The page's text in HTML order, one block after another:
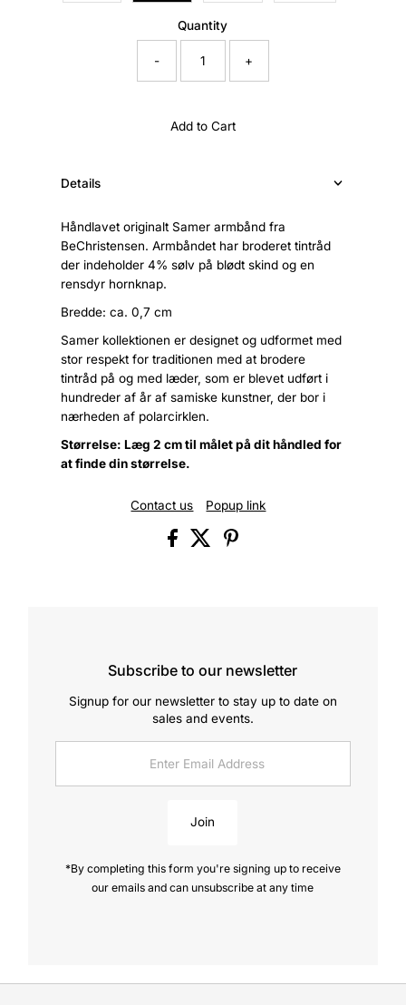
Quantity
- +
Add to Cart
Details
Håndlavet originalt Samer armbånd fra
BeChristensen. Armbåndet har broderet tintråd
der indeholder 4% sølv på blødt skind og en
rensdyr hornknap.
Bredde: ca. 0,7 cm
Samer kollektionen er designet og udformet med
stor respekt for traditionen med at brodere
tintråd på og med læder, som er blevet udført i
hundreder af år af samiske kunstner, der bor i
nærheden af polarcirklen.
Størrelse: Læg 2 cm til målet på dit håndled for
at finde din størrelse.
Contact us Popup link
Subscribe to our newsletter
Signup for our newsletter to stay up to date on
sales and events.
Address
Join
*By completing this form you're signing up to receive
our emails and can unsubscribe at any time